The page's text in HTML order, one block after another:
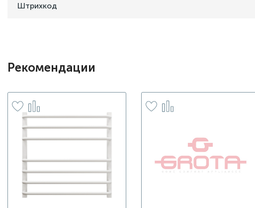
Штрихкод
Рекомендации